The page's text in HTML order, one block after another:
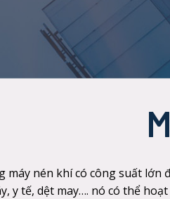
máy nén khí có công suất
y tế, dệt may…. nó có thể